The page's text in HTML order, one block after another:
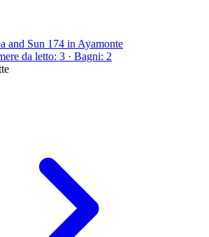
and Sun 174 in Ayamonte
da letto: 3 · Bagni: 2